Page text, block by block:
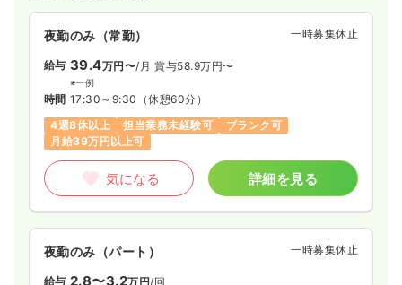
夜勤のみ（常勤） 一時募集休止
給与 39.4万円〜/月 賞与58.9万円〜
※一例
時間 17:30～9:30 （休憩60分）
4週8休以上
担当業務未経験可
ブランク可
月給39万円以上可
気になる 詳細を見る
夜勤のみ（パート） 一時募集休止
給与 2.8〜3.2万円/回